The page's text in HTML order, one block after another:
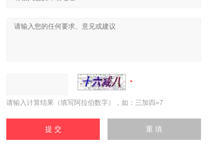
请输入计算结果（填写阿拉伯数字），如：三加四=7